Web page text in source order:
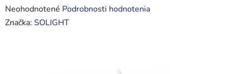
Priemerné
hodnotenie
Neohodnotené Podrobnosti hodnotenia
Značka: SOLIGHT